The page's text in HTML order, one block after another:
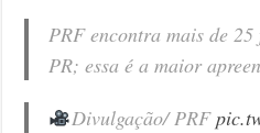
PRF encontra mais de
PR; essa é a maior
Divulgação/ PRF